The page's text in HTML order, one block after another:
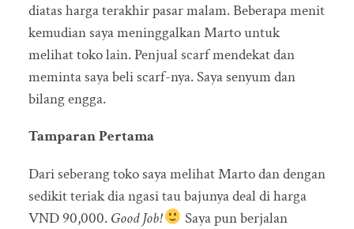
diatas harga terakhir pasar malam. Beberapa menit
kemudian saya meninggalkan Marto untuk
melihat toko lain. Penjual scarf mendekat dan
meminta saya beli scarf-nya. Saya senyum dan
bilang engga.
Tamparan Pertama
Dari seberang toko saya melihat Marto dan dengan
sedikit teriak dia ngasi tau bajunya deal di harga
VND 90,000. Good Job!
Saya pun berjalan